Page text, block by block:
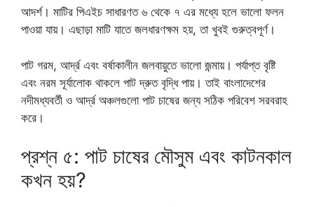
আদর্শ। মাটির পিএইচ সাধারণত ৬ থেকে ৭ এর মধ্যে হলে ভালো ফলন
পাওয়া যায়। এছাড়া মাটি যাতে জলধারণক্ষম হয়, তা খুবই গুরুত্বপূর্ণ।
পাট গরম, আর্দ্র এবং বর্ষাকালীন জলবায়ুতে ভালো জন্মায়। পর্যাপ্ত বৃষ্টি
এবং নরম সূর্যালোক থাকলে পাট দ্রুত বৃদ্ধি পায়। তাই বাংলাদেশের
নদীমধ্যবর্তী ও আর্দ্র অঞ্চলগুলো পাট চাষের জন্য সঠিক পরিবেশ সরবরাহ
করে।
প্রশ্ন ৫: পাট চাষের মৌসুম এবং কাটনকাল
কখন হয়?